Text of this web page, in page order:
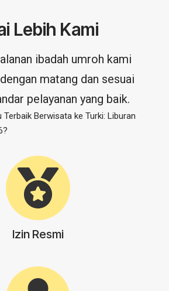
Lebih Kami
ibadah umroh kami
matang dan sesuai
pelayanan yang baik.
Terbaik Berwisata ke Turki: Liburan
Izin Resmi